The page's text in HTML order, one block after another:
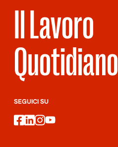
Il Lavoro
Quotidiano
SEGUICI SU
facebook
linkedin
instagram
youtube